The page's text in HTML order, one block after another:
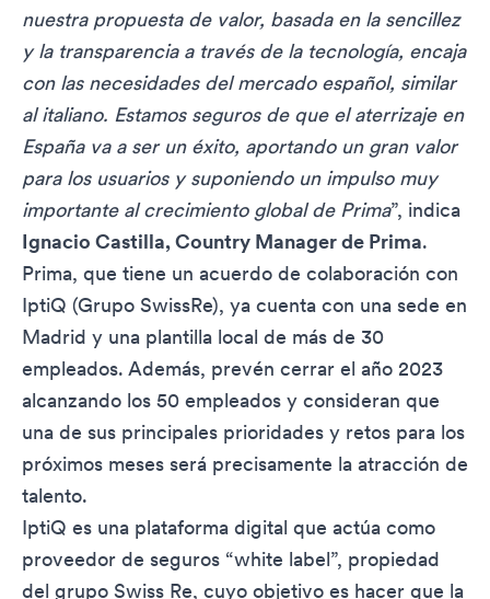
nuestra propuesta de valor, basada en la sencillez
y la transparencia a través de la tecnología, encaja
con las necesidades del mercado español, similar
al italiano. Estamos seguros de que el aterrizaje en
España va a ser un éxito, aportando un gran valor
para los usuarios y suponiendo un impulso muy
importante al crecimiento global de Prima”, indica
Ignacio Castilla, Country Manager de Prima.
Prima, que tiene un acuerdo de colaboración con
IptiQ (Grupo SwissRe), ya cuenta con una sede en
Madrid y una plantilla local de más de 30
empleados. Además, prevén cerrar el año 2023
alcanzando los 50 empleados y consideran que
una de sus principales prioridades y retos para los
próximos meses será precisamente la atracción de
talento.
IptiQ es una plataforma digital que actúa como
proveedor de seguros “white label”, propiedad
del grupo Swiss Re, cuyo objetivo es hacer que la